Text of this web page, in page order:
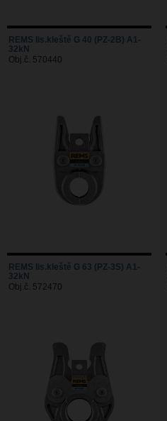
REMS lis.kleště G 40 (PZ-2B) A1-
32kN
Obj.č. 570440
REMS lis.kleště G 63 (PZ-3S) A1-
32kN
Obj.č. 572470